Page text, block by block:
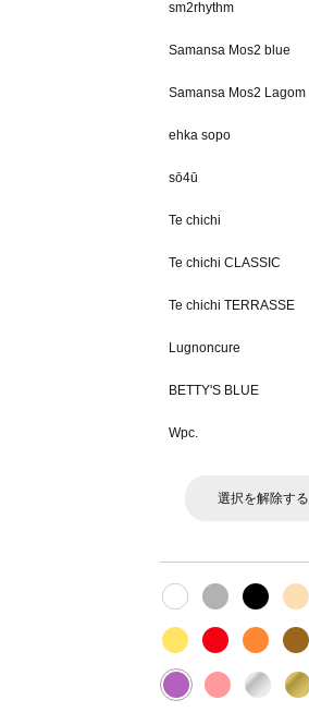
sm2rhythm
Samansa Mos2 blue
Samansa Mos2 Lagom
ehka sopo
sō4ū
Te chichi
Te chichi CLASSIC
Te chichi TERRASSE
Lugnoncure
BETTY'S BLUE
Wpc.
選択を解除する